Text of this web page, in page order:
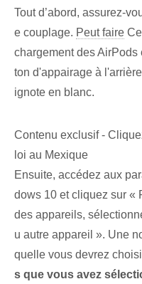
Tout d’abord, assurez-
e couplage. Peut faire
chargement des
ton d'appairage à
ignote en blanc.
Contenu exclusif -
loi au Mexique
Ensuite, accédez aux
dows 10 et cliquez sur «
des appareils,
u autre appareil ». Une
quelle vous devrez
s que vous avez